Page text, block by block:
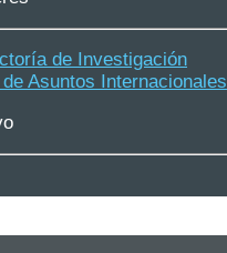
de Investigación
Asuntos Internacionales